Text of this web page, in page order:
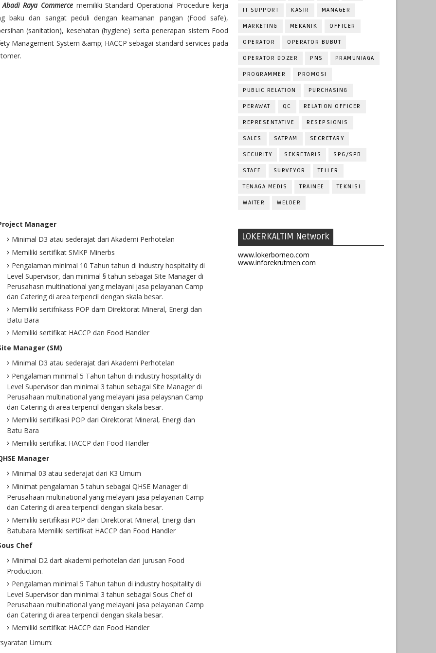
Abadi Raya Commerce memiliki Standard Operational Procedure kerja
baku dan sangat peduli dengan keamanan pangan (Food safe),
(sanitation), kesehatan (hygiene) serta penerapan sistem Food
Management System &amp; HACCP sebagai standard services pada
Manager
Minimal D3 atau sederajat dari Akademi Perhotelan
Memiliki sertifikat SMKP Minerbs
Pengalaman minimal 10 Tahun tahun di industry hospitality di
Level Supervisor, dan minimal § tahun sebagai Site Manager di
Perusahasn multinational yang melayani jasa pelayanan Camp
dan Catering di area terpencil dengan skala besar.
Memiliki sertifnkass POP darn Direktorat Mineral, Energi dan
Batu Bara
Memiliki sertifikat HACCP dan Food Handler
Manager (SM)
Minimal D3 atau sederajat dari Akademi Perhotelan
Pengalaman minimal 5 Tahun tahun di industry hospitality di
Level Supervisor dan minimal 3 tahun sebagai Site Manager di
Perusahaan multinational yang melayani jasa pelaysnan Camp
dan Catering di area terpencil dengan skala besar.
Memiliki sertifikasi POP dari Oirektorat Mineral, Energi dan
Batu Bara
Memiliki sertifikat HACCP dan Food Handler
Manager
Minimal 03 atau sederajat dari K3 Umum
Minimat pengalaman 5 tahun sebagai QHSE Manager di
Perusahaan multinational yang melayani jasa pelayanan Camp
dan Catering di area terpencil dengan skala besar.
Memiliki sertifikasi POP dari Direktorat Mineral, Energi dan
Batubara Memiliki sertifikat HACCP dan Food Handler
Chef
Minimal D2 dart akademi perhotelan dari jurusan Food
Production.
Pengalaman minimal 5 Tahun tahun di industry hospitality di
Level Supervisor dan minimal 3 tahun sebagai Sous Chef di
Perusahaan multinational yang melayani jasa pelayanan Camp
dan Catering di area terpencil dengan skala besar.
Memiliki sertifikat HACCP dan Food Handler
Umum:
IT SUPPORT KASIR MANAGER
MARKETING MEKANIK OFFICER
OPERATOR OPERATOR BUBUT
OPERATOR DOZER PNS PRAMUNIAGA
PROGRAMMER PROMOSI
PUBLIC RELATION PURCHASING
PERAWAT QC RELATION OFFICER
REPRESENTATIVE RESEPSIONIS
SALES SATPAM SECRETARY
SECURITY SEKRETARIS SPG/SPB
STAFF SURVEYOR TELLER
TENAGA MEDIS TRAINEE TEKNISI
WAITER WELDER
LOKERKALTIM Network
www.lokerborneo.com
www.inforekrutmen.com